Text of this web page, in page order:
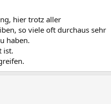
hier trotz aller
so viele oft durchaus sehr
haben.
ist.